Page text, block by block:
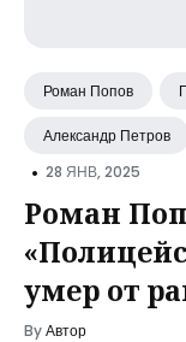
Роман Попов
Александр Петров
• 28 ЯНВ, 2025
Роман
умер от
ByАвтор